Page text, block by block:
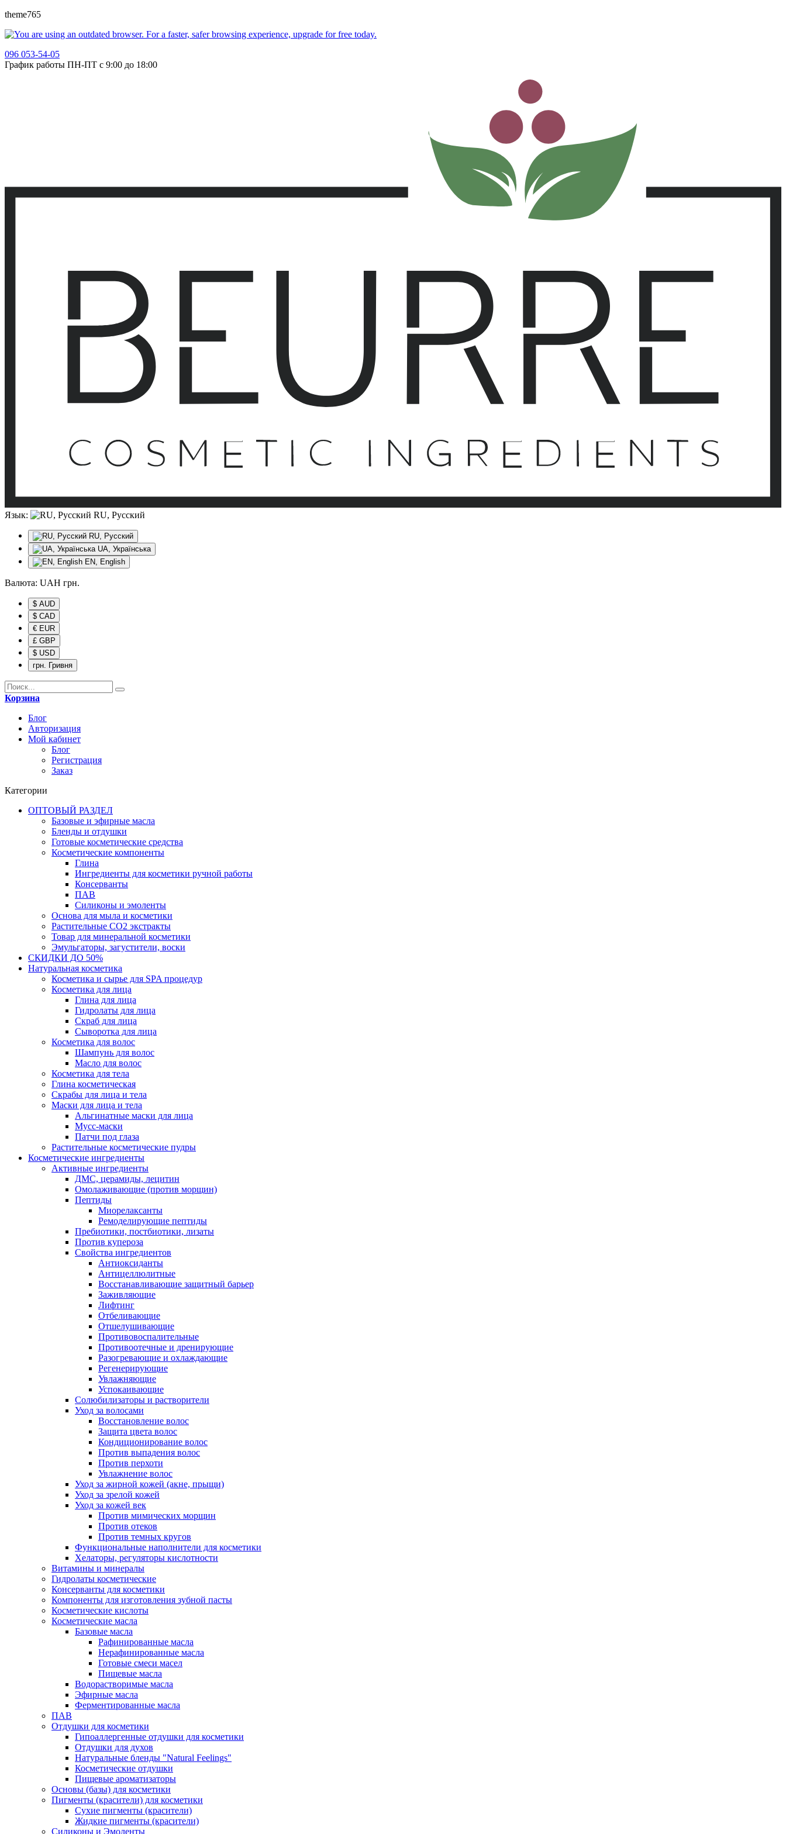
theme765
096 053-54-05
График работы ПН-ПТ с 9:00 до 18:00
Язык: RU, Русский
RU, Русский
UA, Українська
EN, English
Валюта: UAH грн.
$ AUD
$ CAD
€ EUR
£ GBP
$ USD
грн. Гривня
Корзина
Блог
Авторизация
Мой кабинет
Блог
Регистрация
Заказ
Категории
ОПТОВЫЙ РАЗДЕЛ
Базовые и эфирные масла
Бленды и отдушки
Готовые косметические средства
Косметические компоненты
Глина
Ингредиенты для косметики ручной работы
Консерванты
ПАВ
Силиконы и эмоленты
Основа для мыла и косметики
Растительные СО2 экстракты
Товар для минеральной косметики
Эмульгаторы, загустители, воски
СКИДКИ ДО 50%
Натуральная косметика
Косметика и сырье для SPA процедур
Косметика для лица
Глина для лица
Гидролаты для лица
Скраб для лица
Сыворотка для лица
Косметика для волос
Шампунь для волос
Масло для волос
Косметика для тела
Глина косметическая
Скрабы для лица и тела
Маски для лица и тела
Альгинатные маски для лица
Мусс-маски
Патчи под глаза
Растительные косметические пудры
Косметические ингредиенты
Активные ингредиенты
ДМС, церамиды, лецитин
Омолаживающие (против морщин)
Пептиды
Миорелаксанты
Ремоделирующие пептиды
Пребиотики, постбиотики, лизаты
Против купероза
Свойства ингредиентов
Антиоксиданты
Антицеллюлитные
Восстанавливающие защитный барьер
Заживляющие
Лифтинг
Отбеливающие
Отшелушивающие
Противовоспалительные
Противоотечные и дренирующие
Разогревающие и охлаждающие
Регенерирующие
Увлажняющие
Успокаивающие
Солюбилизаторы и растворители
Уход за волосами
Восстановление волос
Защита цвета волос
Кондиционирование волос
Против выпадения волос
Против перхоти
Увлажнение волос
Уход за жирной кожей (акне, прыщи)
Уход за зрелой кожей
Уход за кожей век
Против мимических морщин
Против отеков
Против темных кругов
Функциональные наполнители для косметики
Хелаторы, регуляторы кислотности
Витамины и минералы
Гидролаты косметические
Консерванты для косметики
Компоненты для изготовления зубной пасты
Косметические кислоты
Косметические масла
Базовые масла
Рафинированные масла
Нерафинированные масла
Готовые смеси масел
Пищевые масла
Водорастворимые масла
Эфирные масла
Ферментированные масла
ПАВ
Отдушки для косметики
Гипоаллергенные отдушки для косметики
Отдушки для духов
Натуральные бленды "Natural Feelings"
Косметические отдушки
Пищевые ароматизаторы
Основы (базы) для косметики
Пигменты (красители) для косметики
Сухие пигменты (красители)
Жидкие пигменты (красители)
Силиконы и Эмоленты